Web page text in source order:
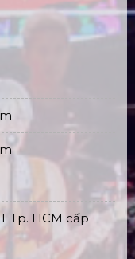
Tp. HCM cấp